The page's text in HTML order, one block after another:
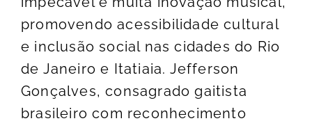
promovendo acessibilidade cultural
e inclusão social nas cidades do Rio
de Janeiro e Itatiaia. Jefferson
Gonçalves, consagrado gaitista
brasileiro com reconhecimento